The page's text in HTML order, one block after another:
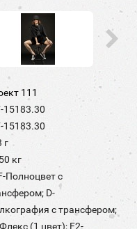
111
15183.30
15183.30
г
кг
Полноцвет с
D-
с трансфером;
(1 цвет); F2-